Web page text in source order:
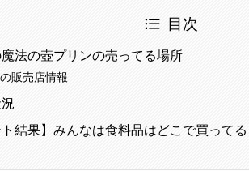
目次
法の壺プリンの売ってる場所
販売店情報
ト結果】みんなは食料品はどこで買ってる